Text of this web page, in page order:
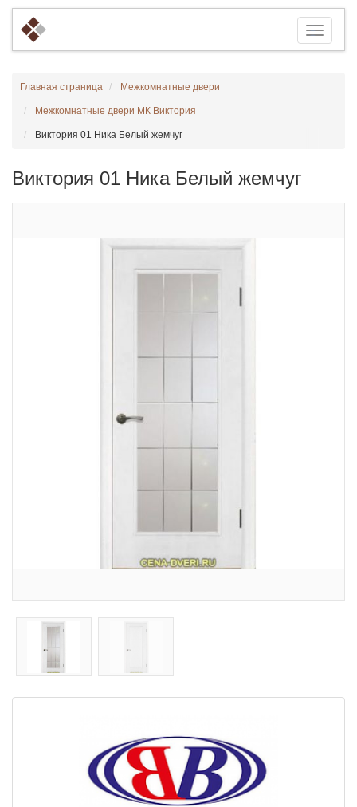
Главная страница Межкомнатные двери
Межкомнатные двери МК Виктория
Виктория 01 Ника Белый жемчуг
Виктория 01 Ника Белый жемчуг